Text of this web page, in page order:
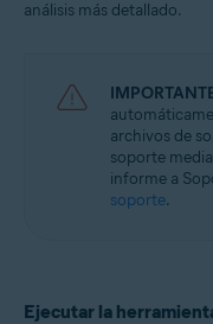
Avast AntiTrack 3.x para
Sistemas operativos:
Microsoft Windows 11
Microsoft Windows 10
Microsoft Windows 8.1/
análisis más detallado.
archivos de
soporte
informe a
soporte.
Ejecutar la